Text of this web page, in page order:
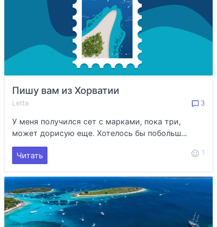
Пишу вам из Хорватии
Letta 3
У меня получился сет с марками, пока три,
может дорисую еще. Хотелось бы побольш...
Читать 1